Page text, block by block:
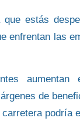
estás
enfrentan las
de
podría